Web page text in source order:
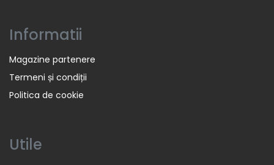
Informatii
Magazine partenere
Termeni și condiții
Politica de cookie
Utile